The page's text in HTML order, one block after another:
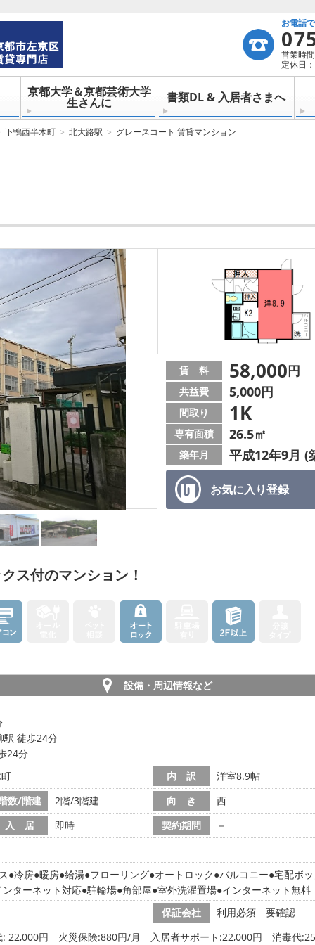
お電話
営業時
定休日
京都大学＆京都芸術大学
生さんに 書類DL & 入居者さまへ
下鴨西半木町 北大路駅 グレースコート 賃貸マンション
お気に入り登録
賃 料 58,000円
共益費 5,000円
間取り 1K
専有面積 26.5㎡
築年月 平成12年9月 (
ス付のマンション！
設備・周辺情報など
駅 徒歩24分
24分
内 訳
洋室8.9帖
数/階建
2階/3階建 向 き
西
入 居
即時 契約期間 －
冷房 暖房 給湯 フローリング オートロック バルコニー 宅配ボ
ンターネット対応 駐輪場 角部屋 室外洗濯置場 インターネット無料
保証会社
利用必須 要確認
22,000円
火災保険:880円/月 入居者サポート:22,000円 消毒代